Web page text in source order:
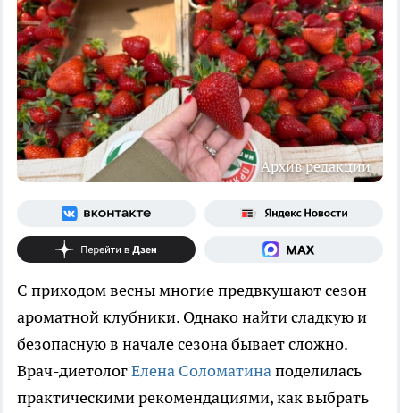
Архив редакции
С приходом весны многие предвкушают сезон
ароматной клубники. Однако найти сладкую и
безопасную в начале сезона бывает сложно.
Врач-диетологЕлена Соломатинаподелилась
практическими рекомендациями, как выбрать